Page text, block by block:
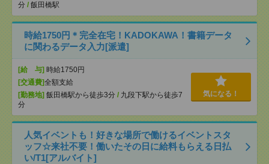
分 / 飯田橋駅
時給1750円＊完全在宅！KADOKAWA！書籍データ
に関わるデータ入力[派遣]
[給 与] 時給1750円
[交通費]全額支給
[勤務地] 飯田橋駅から徒歩3分 / 九段下駅から徒歩7
分
気になる！
人気イベントも！好きな場所で働けるイベントスタ
ッフ☆来社不要！働いたその日に給料もらえる日払
い/T1[アルバイト]